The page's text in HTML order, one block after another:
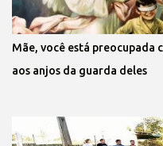
Mãe, você está preocupada
aos anjos da guarda deles